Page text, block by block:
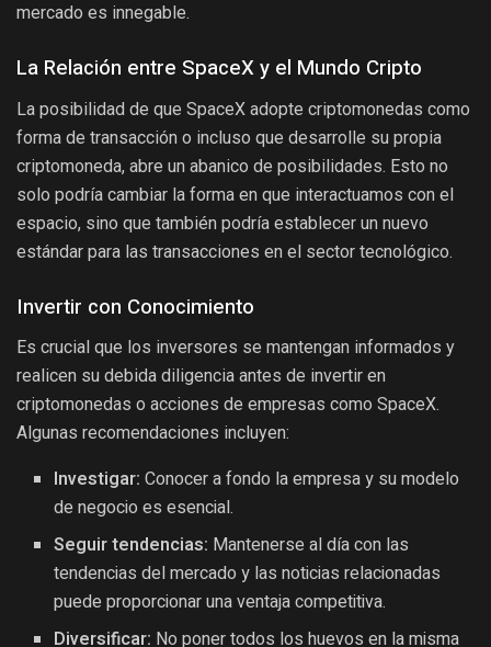
mercado es innegable.
La Relación entre SpaceX y el Mundo Cripto
La posibilidad de que SpaceX adopte criptomonedas como
forma de transacción o incluso que desarrolle su propia
criptomoneda, abre un abanico de posibilidades. Esto no
solo podría cambiar la forma en que interactuamos con el
espacio, sino que también podría establecer un nuevo
estándar para las transacciones en el sector tecnológico.
Invertir con Conocimiento
Es crucial que los inversores se mantengan informados y
realicen su debida diligencia antes de invertir en
criptomonedas o acciones de empresas como SpaceX.
Algunas recomendaciones incluyen:
Investigar: Conocer a fondo la empresa y su modelo
de negocio es esencial.
Seguir tendencias: Mantenerse al día con las
tendencias del mercado y las noticias relacionadas
puede proporcionar una ventaja competitiva.
Diversificar: No poner todos los huevos en la misma